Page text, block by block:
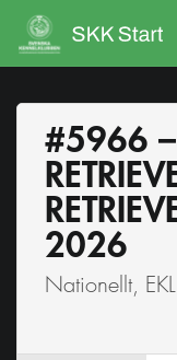
#5966 –
2026
Nationellt,